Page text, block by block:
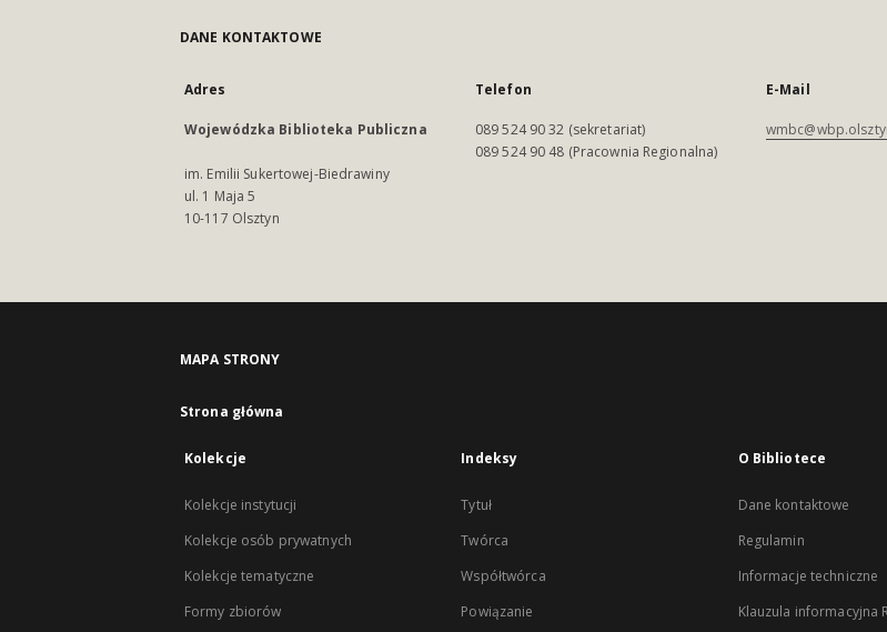
DANE KONTAKTOWE
Adres
Wojewódzka Biblioteka Publiczna
im. Emilii Sukertowej-Biedrawiny
ul. 1 Maja 5
10-117 Olsztyn
Telefon
089 524 90 32 (sekretariat)
089 524 90 48 (Pracownia Regionalna)
E-Mail
MAPA STRONY
Strona główna
Kolekcje
Kolekcje instytucji
Kolekcje osób prywatnych
Kolekcje tematyczne
Formy zbiorów
Indeksy
Tytuł
Twórca
Współtwórca
Powiązanie
O Bibliotece
Dane kontaktowe
Regulamin
Informacje techniczne
Klauzula informacyjna